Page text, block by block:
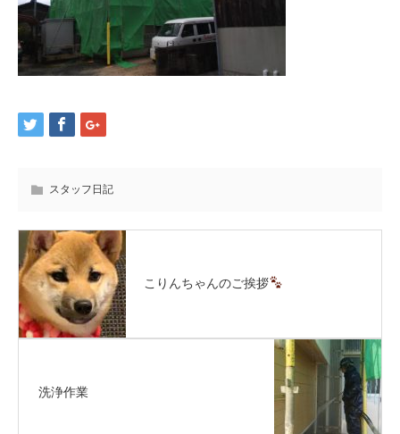
スタッフ日記
こりんちゃんのご挨拶
洗浄作業